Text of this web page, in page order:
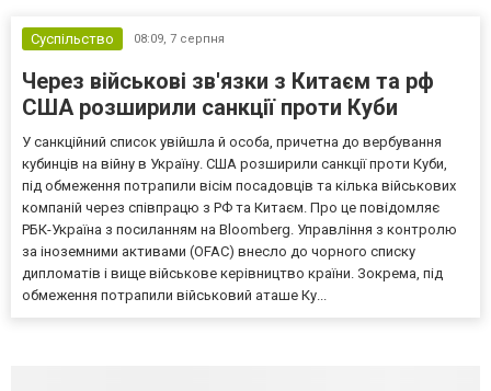
Суспільство 08:09, 7 серпня
Через військові зв'язки з Китаєм та рф
США розширили санкції проти Куби
У санкційний список увійшла й особа, причетна до вербування
кубинців на війну в Україну. США розширили санкції проти Куби,
під обмеження потрапили вісім посадовців та кілька військових
компаній через співпрацю з РФ та Китаєм. Про це повідомляє
РБК-Україна з посиланням на Bloomberg. Управління з контролю
за іноземними активами (OFAC) внесло до чорного списку
дипломатів і вище військове керівництво країни. Зокрема, під
обмеження потрапили військовий аташе Ку...